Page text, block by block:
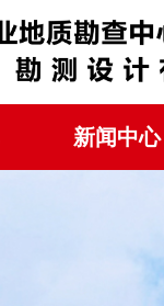
新闻中心